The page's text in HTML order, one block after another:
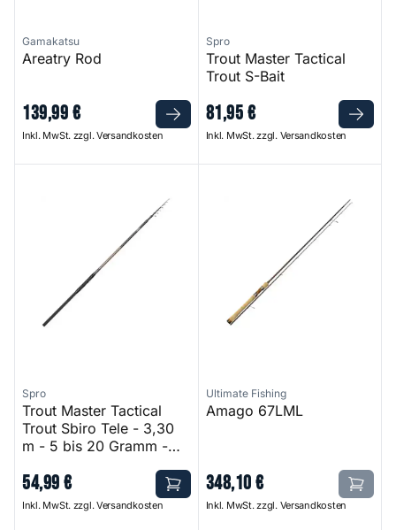
Gamakatsu
Areatry Rod
139,99€
Inkl. MwSt. zzgl. Versandkosten
Spro
Trout Master Tactical
Trout S-Bait
81,95€
Inkl. MwSt. zzgl. Versandkosten
Spro
Trout Master Tactical
Trout Sbiro Tele - 3,30
m - 5 bis 20 Gramm -
Gramm
54,99€
Inkl. MwSt. zzgl. Versandkosten
Ultimate Fishing
Amago 67LML
348,10€
Inkl. MwSt. zzgl. Versandkosten